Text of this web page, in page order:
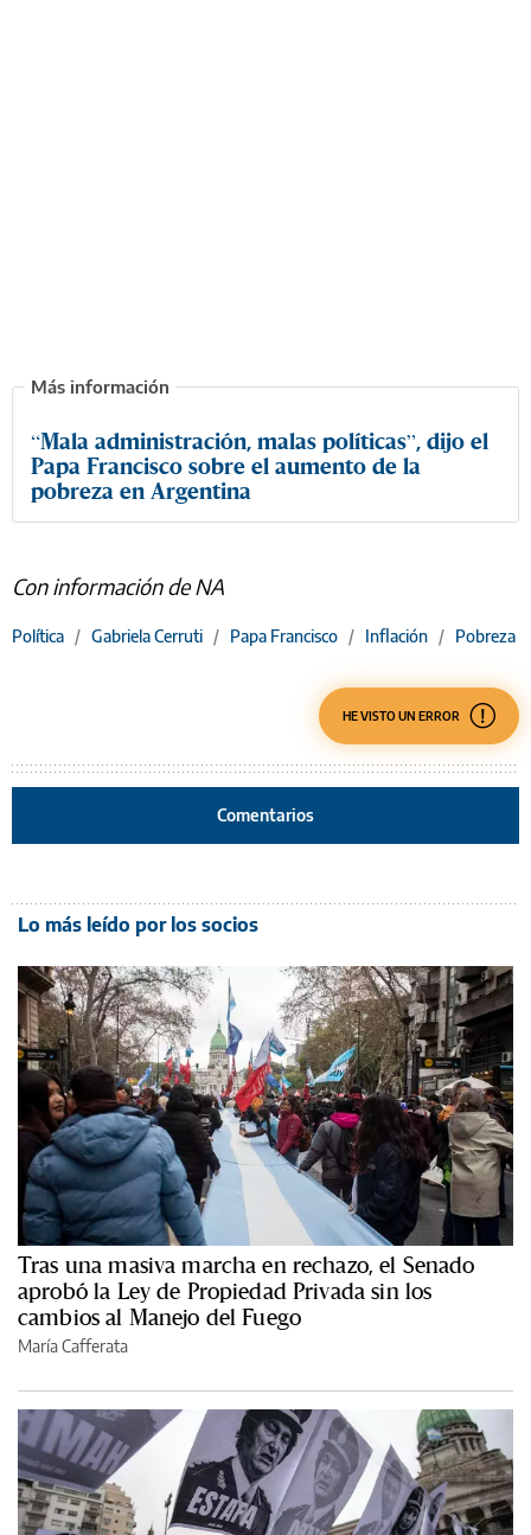
“Mala administración, malas políticas”, dijo el
Papa Francisco sobre el aumento de la
pobreza en Argentina
Con información de NA
Política / Gabriela Cerruti / Papa Francisco / Inflación / Pobreza
HE VISTO UN ERROR
Comentarios
Lo más leído por los socios
Tras una masiva marcha en rechazo, el Senado
aprobó la Ley de Propiedad Privada sin los
cambios al Manejo del Fuego
María Cafferata